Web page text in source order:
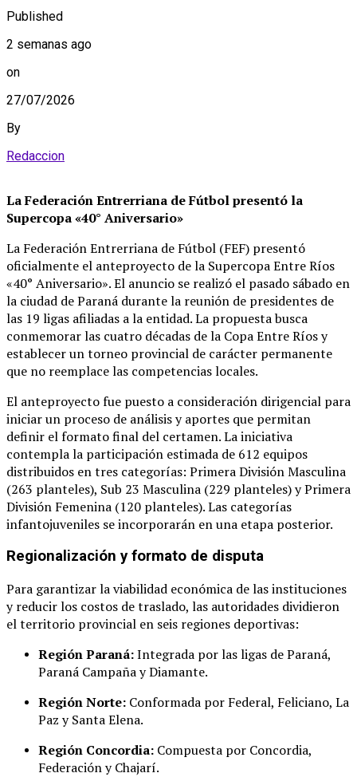
Published
2 semanas ago
on
27/07/2026
By
Redaccion
La Federación Entrerriana de Fútbol presentó la
Supercopa «40° Aniversario»
La Federación Entrerriana de Fútbol (FEF) presentó
oficialmente el anteproyecto de la Supercopa Entre Ríos
«40° Aniversario». El anuncio se realizó el pasado sábado en
la ciudad de Paraná durante la reunión de presidentes de
las 19 ligas afiliadas a la entidad. La propuesta busca
conmemorar las cuatro décadas de la Copa Entre Ríos y
establecer un torneo provincial de carácter permanente
que no reemplace las competencias locales.
El anteproyecto fue puesto a consideración dirigencial para
iniciar un proceso de análisis y aportes que permitan
definir el formato final del certamen. La iniciativa
contempla la participación estimada de 612 equipos
distribuidos en tres categorías: Primera División Masculina
(263 planteles), Sub 23 Masculina (229 planteles) y Primera
División Femenina (120 planteles). Las categorías
infantojuveniles se incorporarán en una etapa posterior.
Regionalización y formato de disputa
Para garantizar la viabilidad económica de las instituciones
y reducir los costos de traslado, las autoridades dividieron
el territorio provincial en seis regiones deportivas:
Región Paraná:Integrada por las ligas de Paraná,
Paraná Campaña y Diamante.
Región Norte: Conformada por Federal, Feliciano, La
Paz y Santa Elena.
Región Concordia: Compuesta por Concordia,
Federación y Chajarí.